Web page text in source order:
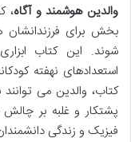
والدین هوشمند و آگاه،
بخش برای
شوند. این کتاب
استعدادهای نهفته
کتاب، والدین می
پشتکار و غلبه بر چالش
فیزیک و زندگی